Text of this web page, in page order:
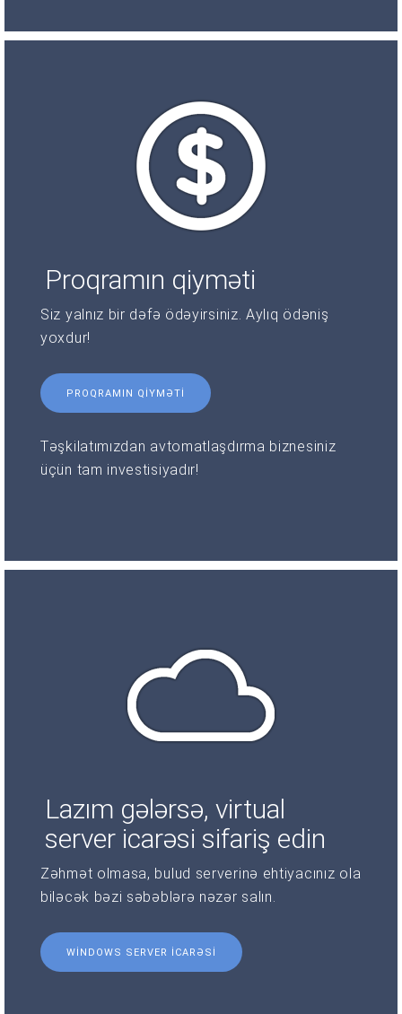
Proqramın qiyməti
Siz yalnız bir dəfə ödəyirsiniz. Aylıq ödəniş
yoxdur!
PROQRAMIN QIYMƏTI
Təşkilatımızdan avtomatlaşdırma biznesiniz
üçün tam investisiyadır!
Lazım gələrsə, virtual
server icarəsi sifariş edin
Zəhmət olmasa, bulud serverinə ehtiyacınız ola
biləcək bəzi səbəblərə nəzər salın.
WINDOWS SERVER ICARƏSI